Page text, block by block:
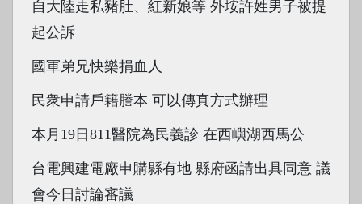
自大陸走私豬肚、紅新娘等 外垵許姓男子被提
起公訴
國軍弟兄快樂捐血人
民衆申請戶籍謄本 可以傳真方式辦理
本月19日811醫院為民義診 在西嶼湖西馬公
台電興建電廠申購縣有地 縣府函請出具同意 議
會今日討論審議